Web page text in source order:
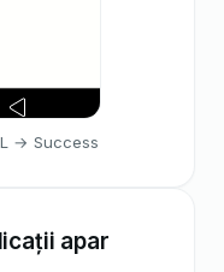
→ Success
apar